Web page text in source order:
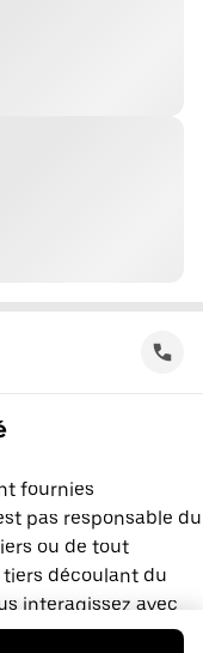
fournies
pas responsable du
ou de tout
découlant du
interagissez avec
directement avec lui,